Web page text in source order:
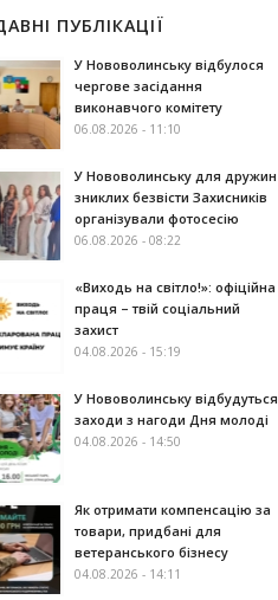
ПУБЛІКАЦІЇ
У Нововолинську відбулося
чергове засідання
виконавчого комітету
06.08.2026 - 11:10
У Нововолинську для дружин
зниклих безвісти Захисників
організували фотосесію
06.08.2026 - 08:22
«Виходь на світло!»: офіційна
праця – твій соціальний
захист
04.08.2026 - 15:19
У Нововолинську відбудуться
заходи з нагоди Дня молоді
04.08.2026 - 14:50
Як отримати компенсацію за
товари, придбані для
ветеранського бізнесу
04.08.2026 - 14:11